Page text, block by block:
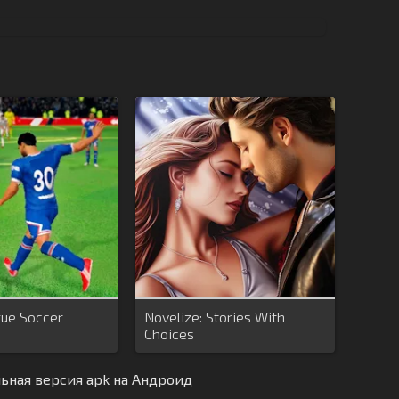
Soccer
Novelize: Stories With
Choices
версия apk на Андроид